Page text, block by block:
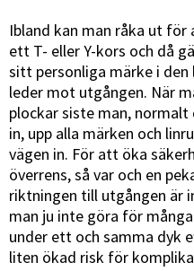
Ibland kan man råka ut
ett T- eller Y-kors och då
sitt personliga märke i
leder mot utgången. När
plockar siste man,
in, upp alla märken och
vägen in. För att öka
överrens, så var och en
riktningen till utgången är
man ju inte göra för
under ett och samma dyk
liten ökad risk för